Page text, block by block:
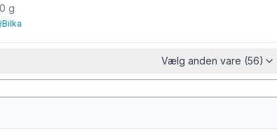
g
Bilka
Vælg anden vare (56)